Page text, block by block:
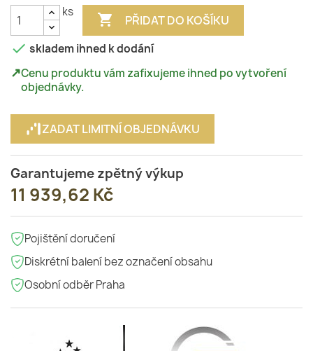
ks  PŘIDAT DO KOŠÍKU
 skladem ihned k dodání
↗Cenu produktu vám zafixujeme ihned po vytvoření
objednávky.
ZADAT LIMITNÍ OBJEDNÁVKU
Garantujeme zpětný výkup
11 939,62 Kč
Pojištění doručení
Diskrétní balení bez označení obsahu
Osobní odběr Praha